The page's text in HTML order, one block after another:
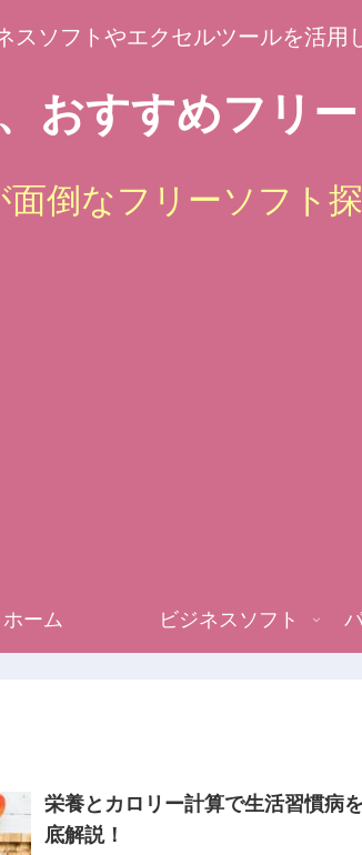
スソフトやエクセルツールを活
おすすめフリ
倒なフリーソフト
ホーム ビジネスソフト
栄養とカロリー計算で生活習慣病
底解説！